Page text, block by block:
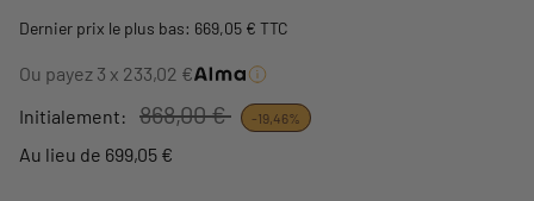
Dernier prix le plus bas: 669,05 € TTC
Ou payez 3 x 233,02 €
Initialement:
868,00 € -19,46%
Au lieu de 699,05 €